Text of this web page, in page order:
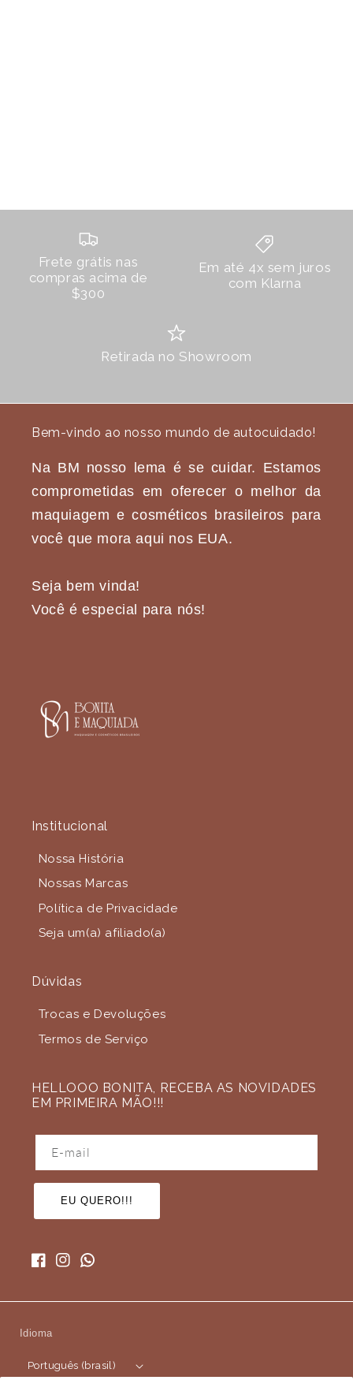
Frete grátis nas
compras acima de
$300
Em até 4x sem juros
com Klarna
Retirada no Showroom
Bem-vindo ao nosso mundo de autocuidado!
Na BM nosso lema é se cuidar. Estamos
comprometidas em oferecer o melhor da
maquiagem e cosméticos brasileiros para
você que mora aqui nos EUA.
Seja bem vinda!
Você é especial para nós!
Institucional
Nossa História
Nossas Marcas
Política de Privacidade
Seja um(a) afiliado(a)
Dúvidas
Trocas e Devoluções
Termos de Serviço
HELLOOO BONITA, RECEBA AS NOVIDADES
EM PRIMEIRA MÃO!!!
E-mail
EU QUERO!!!
Facebook
Instagram
Idioma
Português (brasil)